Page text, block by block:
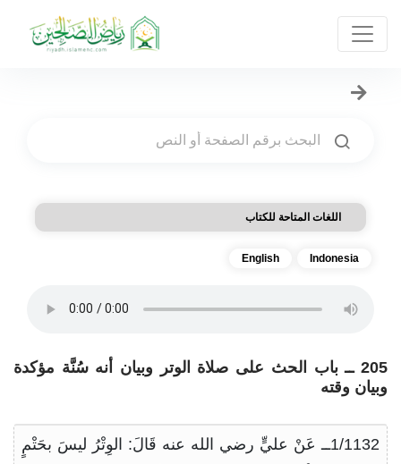
اللغات المتاحة للكتاب
Indonesia
English
205 ــ باب الحث على صلاة الوتر وبيان أنه سُنَّة مؤكدة
وبيان وقته
1/1132ــ عَنْ عليٍّ رضي الله عنه قَالَ: الوِتْرُ ليسَ بحَتْمٍ